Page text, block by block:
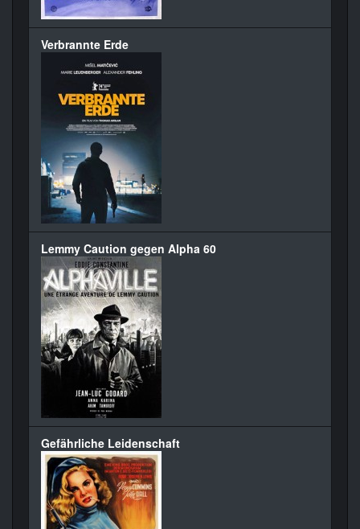
Verbrannte Erde
Lemmy Caution gegen Alpha 60
Gefährliche Leidenschaft